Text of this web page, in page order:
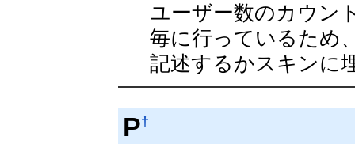
ユーザー数のカウン
毎に行っているため
記述するかスキンに
P†